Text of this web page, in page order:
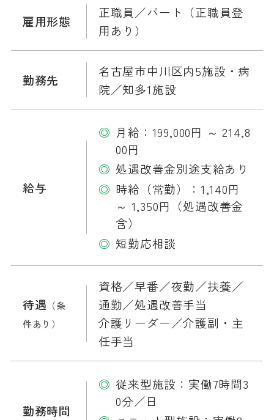
雇用形態
正職員／パート（正職員登
用あり）
勤務先
名古屋市中川区内5施設・病
院／知多1施設
給与
月給：199,000円 ～ 214,8
00円
処遇改善金別途支給あり
時給（常勤）：1,140円
～ 1,350円（処遇改善金
含）
短勤応相談
待遇 （条
件あり）
資格／早番／夜勤／扶養／
通勤／処遇改善手当
介護リーダー／介護副・主
任手当
勤務時間
従来型施設：実働7時間3
0分／日